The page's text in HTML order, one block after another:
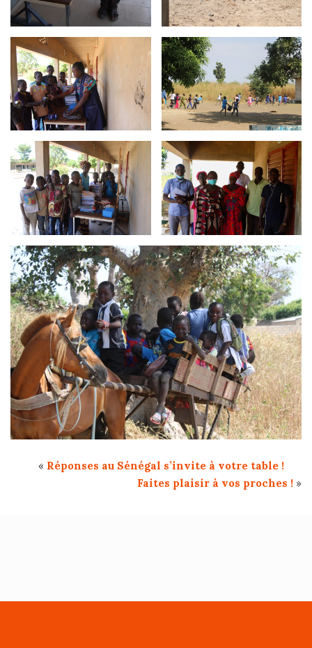
« Réponses au Sénégal s’invite à votre table !
Faites plaisir à vos proches ! »